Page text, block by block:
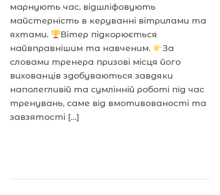
марнують час, відшліфовують
майстерність в керуванні вітрилами та
яхтами.
Вітер підкорюється
найвправнішим та навченим.
За
словами тренера призові місця його
вихованців здобуваються завдяки
наполегливій та сумлінній роботі під час
тренувань, саме від вмотивованості та
завзятості […]